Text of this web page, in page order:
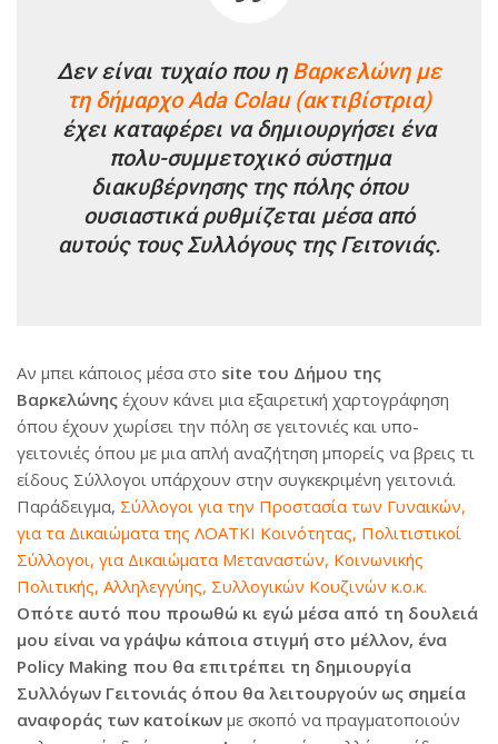
Δεν είναι τυχαίο που η Βαρκελώνη με
τη δήμαρχο Ada Colau (ακτιβίστρια)
έχει καταφέρει να δημιουργήσει ένα
πολυ-συμμετοχικό σύστημα
διακυβέρνησης της πόλης όπου
ουσιαστικά ρυθμίζεται μέσα από
αυτούς τους Συλλόγους της Γειτονιάς.
Αν μπει κάποιος μέσα στο site του Δήμου της
Βαρκελώνης έχουν κάνει μια εξαιρετική χαρτογράφηση
όπου έχουν χωρίσει την πόλη σε γειτονιές και υπο-
γειτονιές όπου με μια απλή αναζήτηση μπορείς να βρεις τι
είδους Σύλλογοι υπάρχουν στην συγκεκριμένη γειτονιά.
Παράδειγμα, Σύλλογοι για την Προστασία των Γυναικών,
για τα Δικαιώματα της ΛΟΑΤΚΙ Κοινότητας, Πολιτιστικοί
Σύλλογοι, για Δικαιώματα Μεταναστών, Κοινωνικής
Πολιτικής, Αλληλεγγύης, Συλλογικών Κουζινών κ.ο.κ.
Οπότε αυτό που προωθώ κι εγώ μέσα από τη δουλειά
μου είναι να γράψω κάποια στιγμή στο μέλλον, ένα
Policy Making που θα επιτρέπει τη δημιουργία
Συλλόγων Γειτονιάς όπου θα λειτουργούν ως σημεία
αναφοράς των κατοίκων με σκοπό να πραγματοποιούν